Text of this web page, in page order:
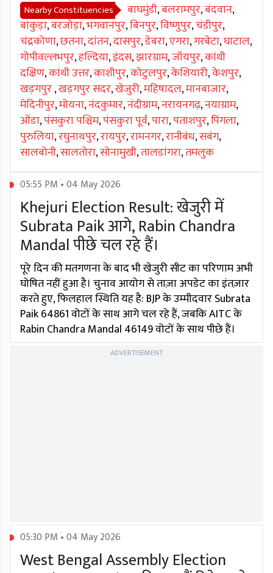
Nearby Constituencies बाघमुंडी,बलरामपुर,बंदवान,
बांकुड़ा,बरजोड़ा,भगवानपुर,बिनपुर,विष्णुपुर,चंडीपुर,
चंद्रकोणा,छतना,दांतन,दासपुर,डेबरा,एगरा,गरबेटा,घाटाल,
गोपीवल्लभपुर,हल्दिया,इंदस,झारग्राम,जॉयपुर,कांथी
दक्षिण,कांथी उत्तर,काशीपुर,कोटुलपुर,केशियारी,केशपुर,
खड़गपुर,खड़गपुर सदर,खेजुरी,महिषादल,मानबाजार,
मेदिनीपुर,मोयना,नंदकुमार,नंदीग्राम,नरायनगढ़,नयाग्राम,
ओंडा,पंसकुरा पश्चिम,पंसकुरा पूर्व,पारा,पताशपुर,पिंगला,
पुरुलिया,रघुनाथपुर,रायपुर,रामनगर,रानीबंध,सबंग,
सालबोनी,सालतोरा,सोनामुखी,तालडांगरा,तमलुक
05:55 PM • 04 May 2026
Khejuri Election Result: खेजुरी में
Subrata Paik आगे, Rabin Chandra
Mandal पीछे चल रहे हैं।
पूरे दिन की मतगणना के बाद भी खेजुरी सीट का परिणाम अभी
घोषित नहीं हुआ है। चुनाव आयोग से ताज़ा अपडेट का इंतज़ार
करते हुए, फिलहाल स्थिति यह है: BJP के उम्मीदवार Subrata
Paik 64861 वोटों के साथ आगे चल रहे हैं, जबकि AITC के
Rabin Chandra Mandal 46149 वोटों के साथ पीछे हैं।
ADVERTISEMENT
05:30 PM • 04 May 2026
West Bengal Assembly Election